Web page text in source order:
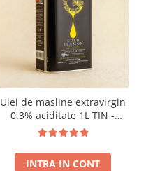
Ulei de masline extravirgin
0.3% aciditate 1L TIN -
presat la rece - Recolta
INTRA IN CONT